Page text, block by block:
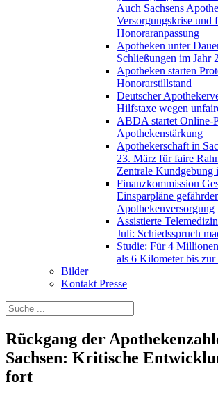
Auch Sachsens
Versorgungskrise und
Honoraranpassung
Apotheken unter
Schließungen im Jahr
Apotheken starten
Honorarstillstand
Deutscher
Hilfstaxe wegen
ABDA startet Online-
Apothekenstärkung
Apothekerschaft in
23. März für faire
Zentrale Kundgebung
Finanzkommission
Einsparpläne
Apothekenversorgung
Assistierte
Juli: Schiedsspruch
Studie: Für 4
als 6 Kilometer bis zur
Bilder
Kontakt Presse
Rückgang der
Sachsen: Kritische
fort